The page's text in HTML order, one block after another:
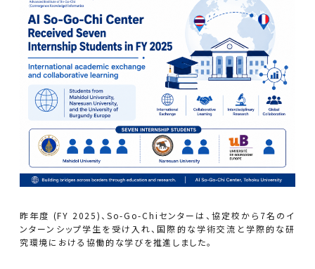
昨年度 (FY 2025)、So-Go-Chiセンターは、協定校から7名のイ
ンターンシップ学生を受け入れ、国際的な学術交流と学際的な研
究環境における協働的な学びを推進しました。